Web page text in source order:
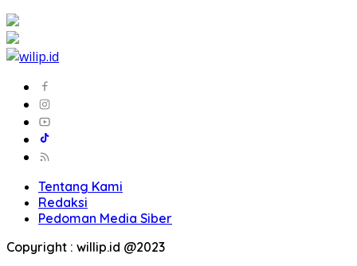
Tentang Kami
Redaksi
Pedoman Media Siber
Copyright : willip.id @2023